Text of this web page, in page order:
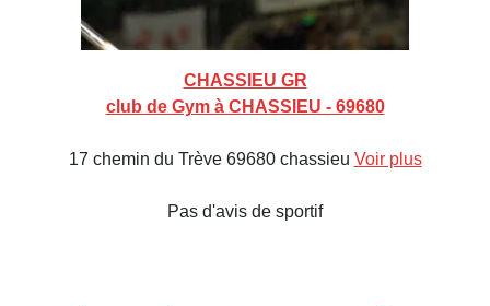
CHASSIEU GR
club de Gym à CHASSIEU - 69680
17 chemin du Trève 69680 chassieu Voir plus
Pas d'avis de sportif